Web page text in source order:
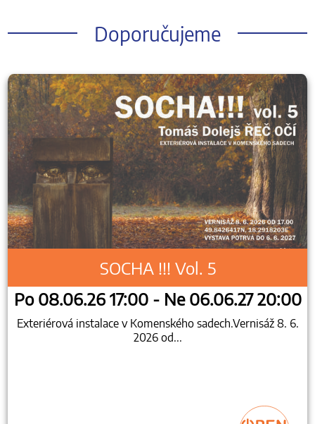
Doporučujeme
SOCHA !!! Vol. 5
Po 08.06.26 17:00 - Ne 06.06.27 20:00
Exteriérová instalace v Komenského sadech.Vernisáž 8. 6.
2026 od...